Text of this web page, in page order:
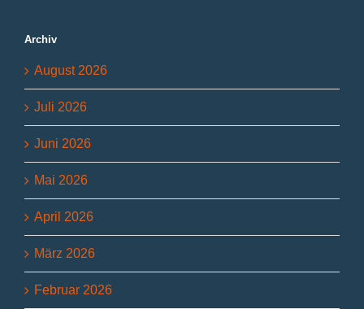
Archiv
August 2026
Juli 2026
Juni 2026
Mai 2026
April 2026
März 2026
Februar 2026